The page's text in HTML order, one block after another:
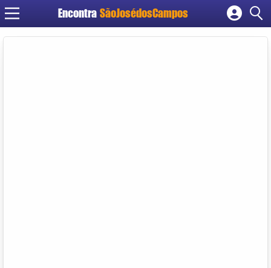
Encontra SãoJosédosCampos
Cadastrar empresa